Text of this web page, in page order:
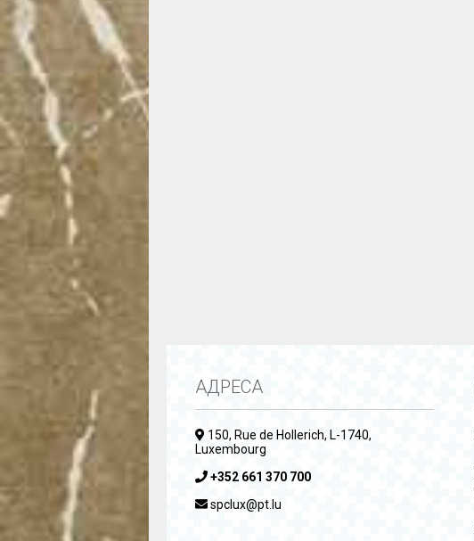
АДРЕСА
150, Rue de Hollerich, L-1740,
Luxembourg
+352 661 370 700
spclux@pt.lu